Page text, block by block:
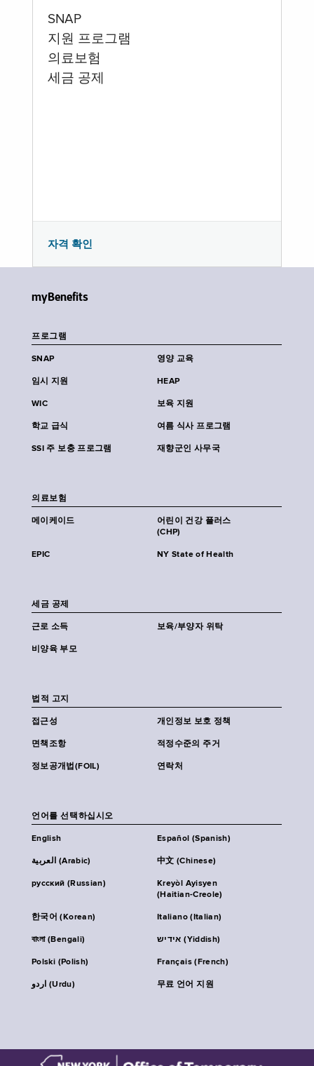
SNAP
지원 프로그램
의료보험
세금 공제
자격 확인
myBenefits
프로그램
SNAP 영양 교육
임시 지원 HEAP
WIC 보육 지원
학교 급식 여름 식사 프로그램
SSI 주 보충 프로그램 재향군인 사무국
의료보험
메이케이드
어린이 건강 플러스
(CHP)
EPIC NY State of Health
세금 공제
근로 소득 보육/부양자 위탁
비양육 부모
법적 고지
접근성 개인정보 보호 정책
면책조항 적정수준의 주거
정보공개법(FOIL) 연락처
언어를 선택하십시오
English Español (Spanish)
العربية (Arabic) 中文 (Chinese)
русский (Russian)
Kreyòl Ayisyen
(Haitian-Creole)
한국어 (Korean) Italiano (Italian)
বাংলা (Bengali) אידיש (Yiddish)
Polski (Polish) Français (French)
اردو (Urdu) 무료 언어 지원